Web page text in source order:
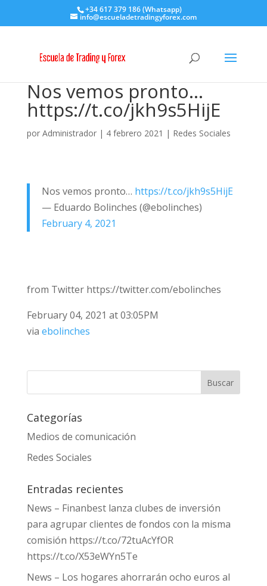
+34 617 379 186 (Whatsapp)
info@escueladetradingyforex.com
Nos vemos pronto…
https://t.co/jkh9s5HijE
por Administrador| 4 febrero 2021 | Redes Sociales
Nos vemos pronto… https://t.co/jkh9s5HijE
— Eduardo Bolinches (@ebolinches)
February 4, 2021
from Twitter https://twitter.com/ebolinches
February 04, 2021 at 03:05PM
via ebolinches
Categorías
Medios de comunicación
Redes Sociales
Entradas recientes
News – Finanbest lanza clubes de inversión
para agrupar clientes de fondos con la misma
comisión https://t.co/72tuAcYfOR
https://t.co/X53eWYn5Te
News – Los hogares ahorrarán ocho euros al